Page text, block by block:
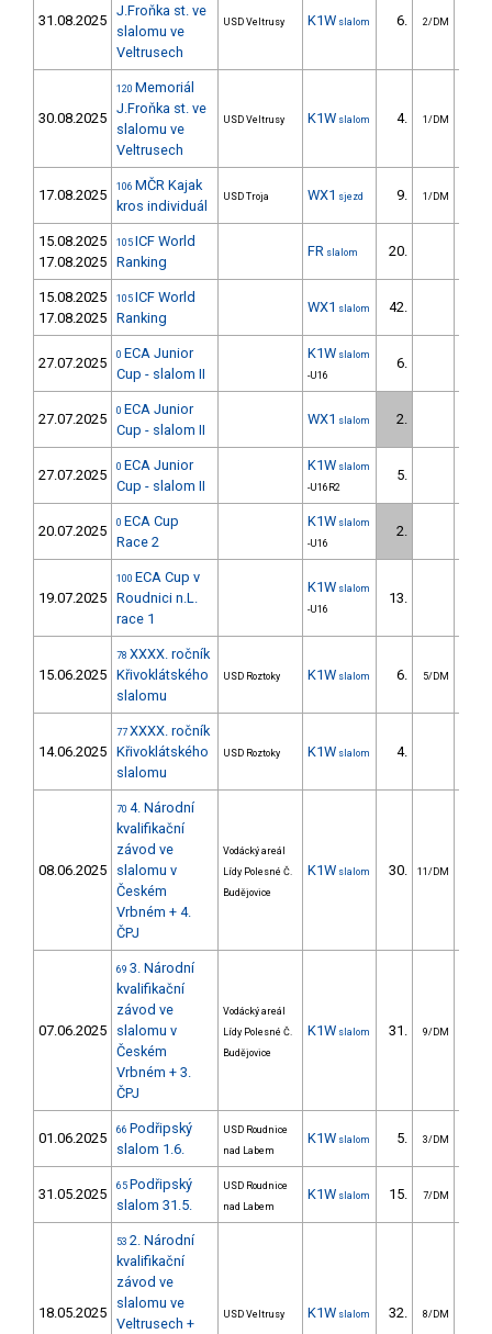
31.08.2025
J.Froňka st. ve
slalomu ve
Veltrusech
USD Veltrusy K1W slalom 6. 2/DM
30.08.2025
120 Memoriál
J.Froňka st. ve
slalomu ve
Veltrusech
USD Veltrusy K1W slalom 4. 1/DM
17.08.2025 106 MČR Kajak
kros individuál
USD Troja WX1 sjezd 9. 1/DM
15.08.2025
17.08.2025
105 ICF World
Ranking
FR slalom 20.
15.08.2025
17.08.2025
105 ICF World
Ranking
WX1 slalom 42.
27.07.2025 0 ECA Junior
Cup - slalom II
K1W slalom
-U16
6.
27.07.2025 0 ECA Junior
Cup - slalom II
WX1 slalom 2.
27.07.2025 0 ECA Junior
Cup - slalom II
K1W slalom
-U16R2
5.
20.07.2025 0 ECA Cup
Race 2
K1W slalom
-U16
2.
19.07.2025
100 ECA Cup v
Roudnici n.L.
race 1
K1W slalom
-U16
13.
15.06.2025
78 XXXX. ročník
Křivoklátského
slalomu
USD Roztoky K1W slalom 6. 5/DM
14.06.2025
77 XXXX. ročník
Křivoklátského
slalomu
USD Roztoky K1W slalom 4.
08.06.2025
70 4. Národní
kvalifikační
závod ve
slalomu v
Českém
Vrbném + 4.
ČPJ
Vodácký areál
Lídy Polesné Č.
Budějovice
K1W slalom 30. 11/DM
07.06.2025
69 3. Národní
kvalifikační
závod ve
slalomu v
Českém
Vrbném + 3.
ČPJ
Vodácký areál
Lídy Polesné Č.
Budějovice
K1W slalom 31. 9/DM
01.06.2025 66 Podřipský
slalom 1.6.
USD Roudnice
nad Labem
K1W slalom 5. 3/DM
31.05.2025 65 Podřipský
slalom 31.5.
USD Roudnice
nad Labem
K1W slalom 15. 7/DM
18.05.2025
53 2. Národní
kvalifikační
závod ve
slalomu ve
Veltrusech +
USD Veltrusy K1W slalom 32. 8/DM